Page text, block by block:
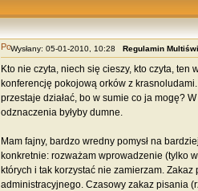
Wysłany: 05-01-2010, 10:28 Regulamin
Kto nie czyta, niech się cieszy, kto czyta,
konferencję pokojową orków z
przestaje działać, bo w sumie co ja mogę?
odznaczenia byłyby dumne.
Mam fajny, bardzo wredny pomysł na
konkretnie: rozważam wprowadzenie (tylko
których i tak korzystać nie zamierzam.
administracyjnego. Czasowy zakaz pisania